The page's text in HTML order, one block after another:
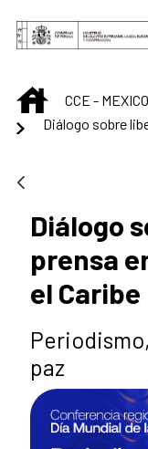
Saltar al contenido
INICIOCCE - MEXICO
Diálogo
prensa
el Caribe
paz